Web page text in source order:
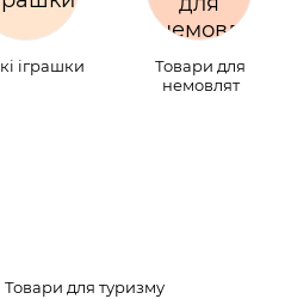
іграшки
Товари для
немовлят
Товари для туризму